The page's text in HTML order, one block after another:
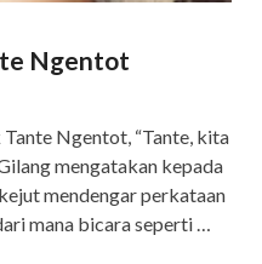
Ngentot
Ngentot, “Tante, kita
mengatakan kepada
mendengar perkataan
mana bicara seperti …